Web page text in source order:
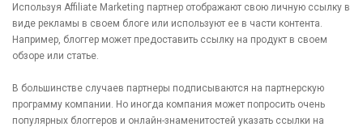
Используя Affiliate Marketing партнер отображают свою личную ссылку в
виде рекламы в своем блоге или используют ее в части контента.
Например, блоггер может предоставить ссылку на продукт в своем
обзоре или статье.
В большинстве случаев партнеры подписываются на партнерскую
программу компании. Но иногда компания может попросить очень
популярных блоггеров и онлайн-знаменитостей указать ссылки на